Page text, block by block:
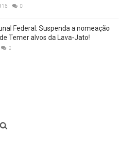
0
Federal: Suspenda a nomeação
Temer alvos da Lava-Jato!
0